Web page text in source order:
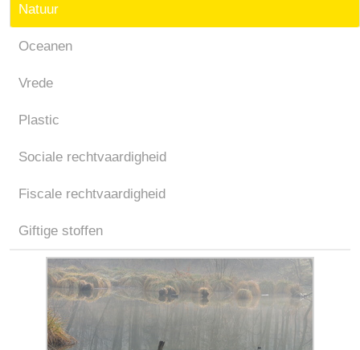
Natuur
Oceanen
Vrede
Plastic
Sociale rechtvaardigheid
Fiscale rechtvaardigheid
Giftige stoffen